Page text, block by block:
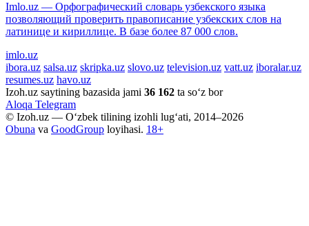
Imlo.uz — Орфографический словарь узбекского языка
позволяющий проверить правописание узбекских слов на
латинице и кириллице. В базе более 87 000 слов.
imlo.uz
ibora.uz salsa.uz skripka.uz slovo.uz television.uz vatt.uz iboralar.uz
resumes.uz havo.uz
Izoh.uz saytining bazasida jami 36 162 ta so‘z bor
Aloqa Telegram
© Izoh.uz — O‘zbek tilining izohli lug‘ati, 2014–2026
Obuna va GoodGroup loyihasi. 18+